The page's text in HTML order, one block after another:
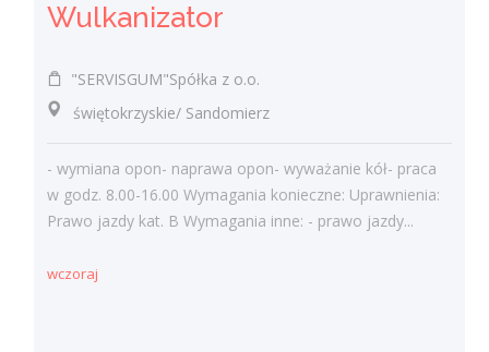
Wulkanizator
"SERVISGUM"Spółka z o.o.
świętokrzyskie/ Sandomierz
- wymiana opon- naprawa opon- wyważanie kół- praca
w godz. 8.00-16.00 Wymagania konieczne: Uprawnienia:
Prawo jazdy kat. B Wymagania inne: - prawo jazdy...
wczoraj